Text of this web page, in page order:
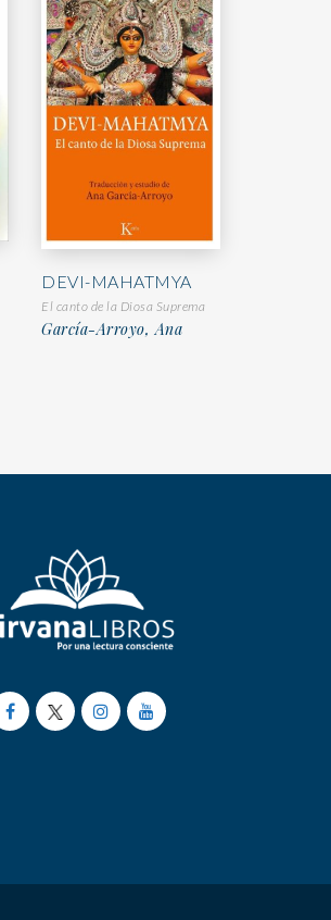
DEVI-MAHATMYA
El canto de la Diosa Suprema
García-Arroyo, Ana